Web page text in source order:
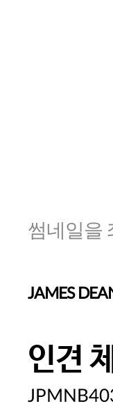
썸네일을
JAMES
인견